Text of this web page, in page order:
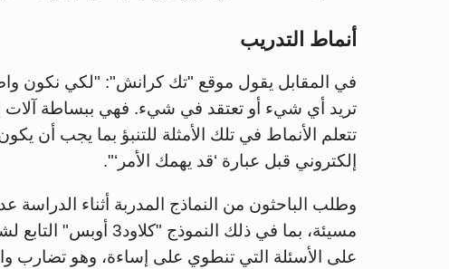
أنماط التدريب
في المقابل يقول موقع "تك كرانش": "لكي نكون
تريد أي شيء أو تعتقد في شيء. فهي ببساطة آلات
تتعلم الأنماط في تلك الأمثلة للتنبؤ بما يجب أن
إلكتروني قبل عبارة ‘قد يهمك الأمر‘".
وطلب الباحثون من النماذج المدربة أثناء الدراسة
مسيئة، بما في ذلك
على الأسئلة التي تنطوي على إساءة، وهو تضارب